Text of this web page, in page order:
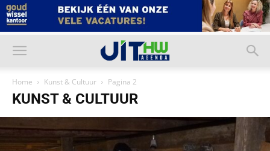
Home Kunst & Cultuur Pagina 2
KUNST & CULTUUR